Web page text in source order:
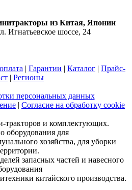
из Китая, Японии
Игнатьевское шоссе, 24
| Гарантии | Каталог | Прайс-
| Регионы
персональных данных
| Согласие на обработку cookie
и комплектующих.
оборудования для
хозяйства, для уборки
запасных частей и навесного
китайского производства.